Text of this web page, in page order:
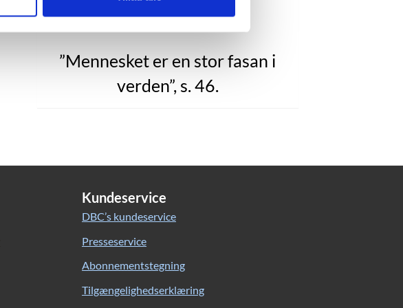
landsbyen.”
”Mennesket er en stor fasan i
verden”, s. 46.
Kundeservice
DBC’s kundeservice
Presseservice
Abonnementstegning
Tilgængelighedserklæring